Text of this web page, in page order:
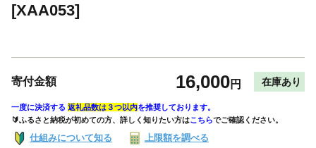
[XAA053]
寄付金額 16,000円 在庫あり
一度に決済する 返礼品数は３つ以内を推奨しております。
🔰ふるさと納税が初めての方、詳しく知りたい方はこちらでご確認ください。
仕組みについて知る 上限額を調べる